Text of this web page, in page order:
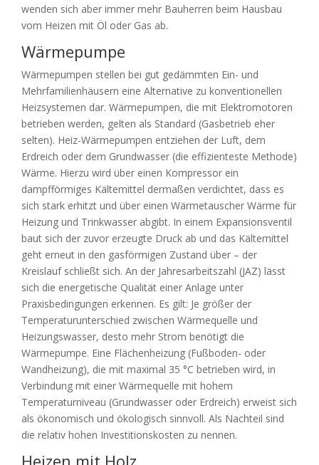
wenden sich aber immer mehr Bauherren beim Hausbau
vom Heizen mit Öl oder Gas ab.
Wärmepumpe
Wärmepumpen stellen bei gut gedämmten Ein- und
Mehrfamilienhäusern eine Alternative zu konventionellen
Heizsystemen dar. Wärmepumpen, die mit Elektromotoren
betrieben werden, gelten als Standard (Gasbetrieb eher
selten). Heiz-Wärmepumpen entziehen der Luft, dem
Erdreich oder dem Grundwasser (die effizienteste Methode)
Wärme. Hierzu wird über einen Kompressor ein
dampfförmiges Kältemittel dermaßen verdichtet, dass es
sich stark erhitzt und über einen Wärmetauscher Wärme für
Heizung und Trinkwasser abgibt. In einem Expansionsventil
baut sich der zuvor erzeugte Druck ab und das Kältemittel
geht erneut in den gasförmigen Zustand über – der
Kreislauf schließt sich. An der Jahresarbeitszahl (JAZ) lässt
sich die energetische Qualität einer Anlage unter
Praxisbedingungen erkennen. Es gilt: Je größer der
Temperaturunterschied zwischen Wärmequelle und
Heizungswasser, desto mehr Strom benötigt die
Wärmepumpe. Eine Flächenheizung (Fußboden- oder
Wandheizung), die mit maximal 35 °C betrieben wird, in
Verbindung mit einer Wärmequelle mit hohem
Temperaturniveau (Grundwasser oder Erdreich) erweist sich
als ökonomisch und ökologisch sinnvoll. Als Nachteil sind
die relativ hohen Investitionskosten zu nennen.
Heizen mit Holz